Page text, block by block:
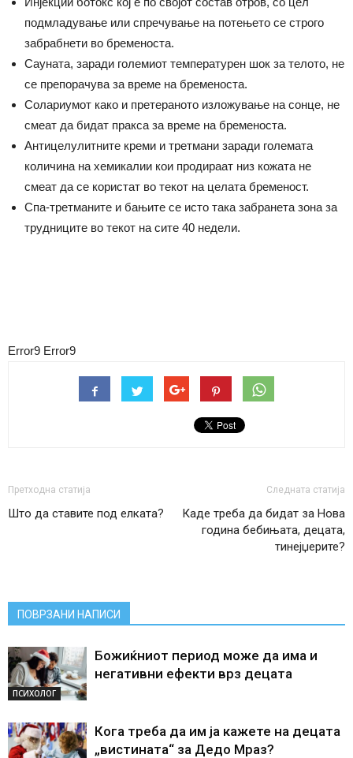
подмладување или спречување на потењето се строго
забрабнети во бременоста.
Сауната, заради големиот температурен шок за телото, не
се препорачува за време на бременоста.
Солариумот како и претераното изложување на сонце, не
смеат да бидат пракса за време на бременоста.
Антицелулитните креми и третмани заради големата
количина на хемикалии кои продираат низ кожата не
смеат да се користат во текот на целата бременост.
Спа-третманите и бањите се исто така забранета зона за
трудниците во текот на сите 40 недели.
Error9 Error9
Претходна статија
Што да ставите под елката?
Следната статија
Каде треба да бидат за Нова
година бебињата, децата,
тинејџерите?
ПОВРЗАНИ НАПИСИ
ПСИХОЛОГ
Божиќниот период може да има и
негативни ефекти врз децата
Кога треба да им ја кажете на децата
„вистината“ за Дедо Мраз?